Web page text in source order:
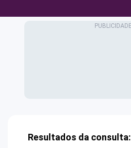
Resultados da consulta: